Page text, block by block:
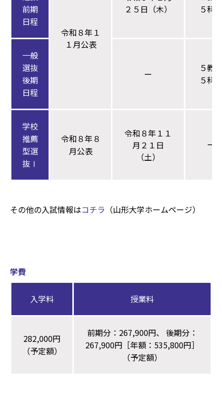
前期
日程
令和８年１
１月公表
２５日（木）
５科
一般
選抜
後期
日程
ー
５教
５科
学校
推薦
型選
抜Ⅰ
令和８年８
月公表
令和８年１１
月２１日
（土）
ー
その他の入試情報はコチラ （山形大学ホームページ）
学費
入学料 授業料
282,000円
（予定額）
前期分：267,900円、 後期分：
267,900円［年額：535,800円］
（予定額）